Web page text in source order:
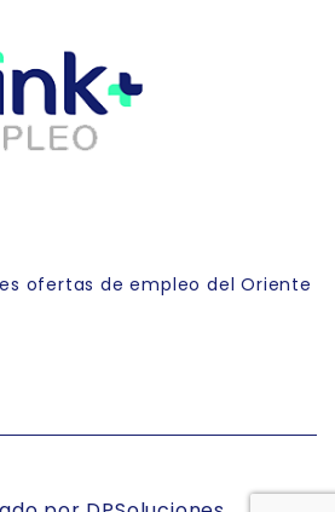
ofertas de empleo del Oriente